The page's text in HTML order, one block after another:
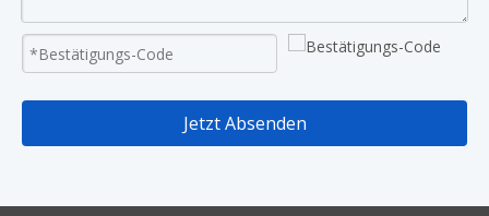
Jetzt Absenden